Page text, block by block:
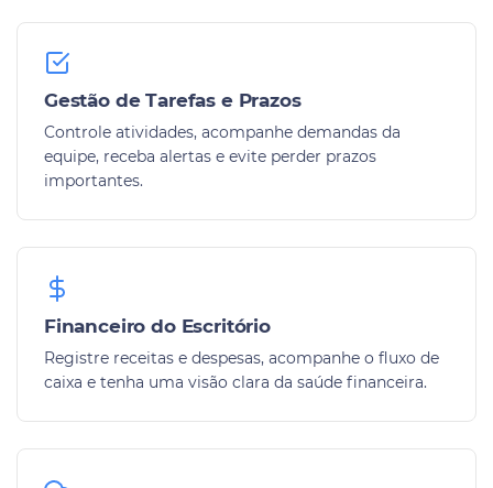
Gestão de Tarefas e Prazos
Controle atividades, acompanhe demandas da
equipe, receba alertas e evite perder prazos
importantes.
Financeiro do Escritório
Registre receitas e despesas, acompanhe o fluxo de
caixa e tenha uma visão clara da saúde financeira.